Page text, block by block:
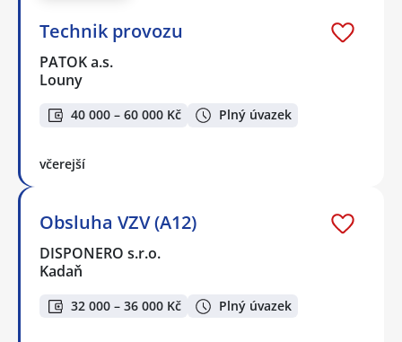
Technik provozu
PATOK a.s.
Louny
40 000 – 60 000 Kč Plný úvazek
včerejší
Obsluha VZV (A12)
DISPONERO s.r.o.
Kadaň
32 000 – 36 000 Kč Plný úvazek